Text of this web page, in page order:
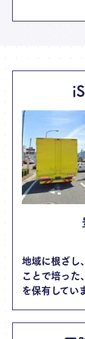
地域に根ざし
ことで培った
を保有してい